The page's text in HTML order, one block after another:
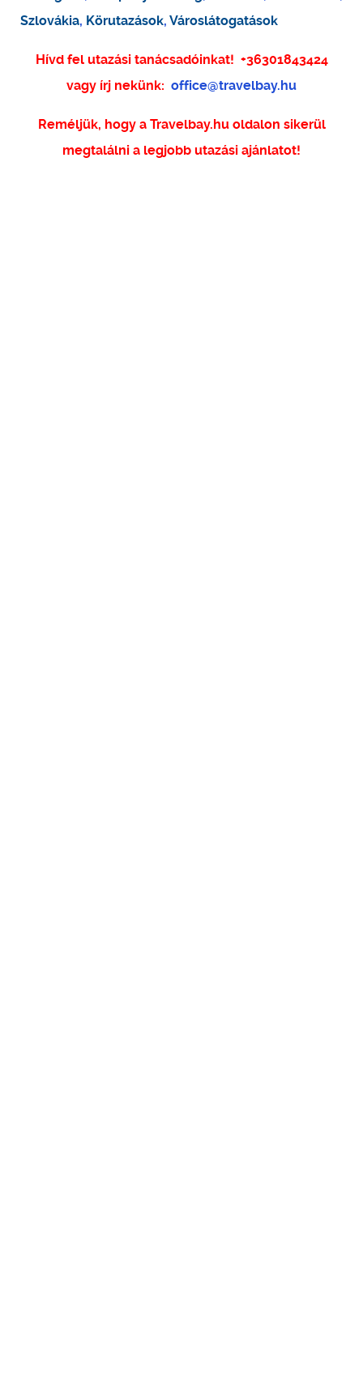
Szlovákia, Körutazások, Városlátogatások
Hívd fel utazási tanácsadóinkat! +36301843424
vagy írj nekünk: office@travelbay.hu
Reméljük, hogy a Travelbay.hu oldalon sikerül
megtalálni a legjobb utazási ajánlatot!